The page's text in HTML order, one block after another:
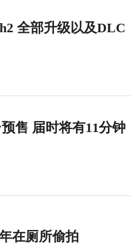
全部升级以及DLC
售 届时将有11分钟
在厕所偷拍